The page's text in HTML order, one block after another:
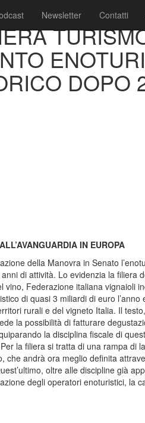
Newsletter Contatti
DOPO
IN EUROPA
della Manovra in Senato
di attività. Lo evidenzia la filiera
vino, Federazione italiana vignaioli
di quasi 3 miliardi di euro
rurali e del vigneto Italia. Il
la possibilità di fatturare
la disciplina fiscale di
la filiera si tratta di una rampa di
che andrà ora meglio definita
oltre alle discipline già
degli operatori enoturistici, la